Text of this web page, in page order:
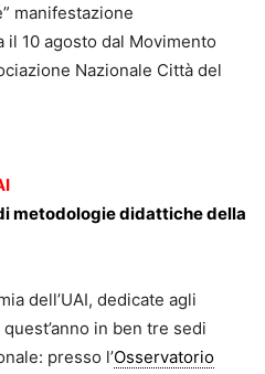
manifestazione
10 agosto dal Movimento
Nazionale Città del
metodologie didattiche della
dell’UAI, dedicate agli
in ben tre sedi
presso l’Osservatorio